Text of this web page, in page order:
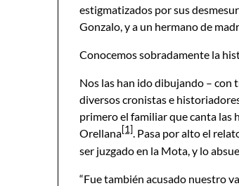
estigmatizados por sus
Gonzalo, y a un hermano de
Conocemos sobradamente la
Nos las han ido dibujando – con
diversos cronistas e
primero el familiar que canta las
Orellana[1]. Pasa por alto el
ser juzgado en la Mota, y lo
“Fue también acusado nuestro